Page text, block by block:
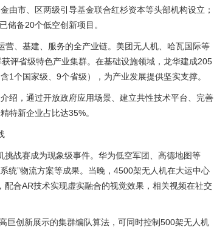
由市、区两级引导基金联合红杉资本等头部机构设立；
储备20个低空创新项目。
、基建、服务的全产业链。美团无人机、哈瓦国际等
评省级特色产业集群。在基础设施领域，龙华建成205
1个国家级、9个省级），为产业发展提供坚实支撑。
绍，通过开放政府应用场景、建立共性技术平台、完善
特新企业占比达35%。
战赛成为现象级事件。华为低空军团、高德地图等
统”物流方案等成果。当晚，4500架无人机在大运中心
合AR技术实现虚实融合的视觉效果，相关视频在社交
巨创新展示的集群编队算法，可同时控制500架无人机